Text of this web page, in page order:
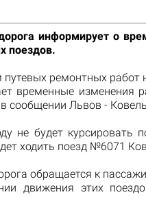
информирует о
поездов.
ремонтных
временные изменения
сообщении Львов -
не будет
ходить поезд №6071
обращается к
движения этих